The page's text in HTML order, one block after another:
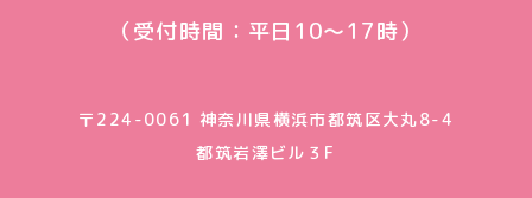
（受付時間：平日10〜17時）
〒224-0061 神奈川県横浜市都筑区大丸8-4
都筑岩澤ビル３F